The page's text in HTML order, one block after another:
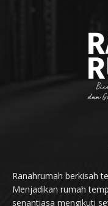
Ranahrumah berkisah
Menjadikan rumah
senantiasa mengikuti